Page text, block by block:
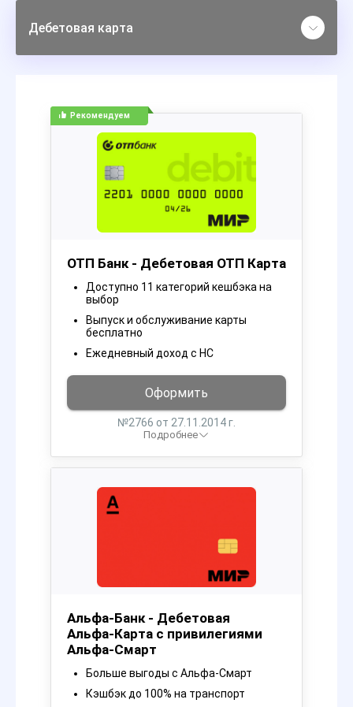
Дебетовая карта
Рекомендуем
ОТП Банк - Дебетовая ОТП Карта
Доступно 11 категорий кешбэка на
выбор
Выпуск и обслуживание карты
бесплатно
Ежедневный доход с НС
Оформить
№2766 от 27.11.2014 г.
Подробнее
Альфа-Банк - Дебетовая
Альфа‑Карта с привилегиями
Альфа‑Смарт
Больше выгоды с Альфа‑Смарт
Кэшбэк до 100% на транспорт